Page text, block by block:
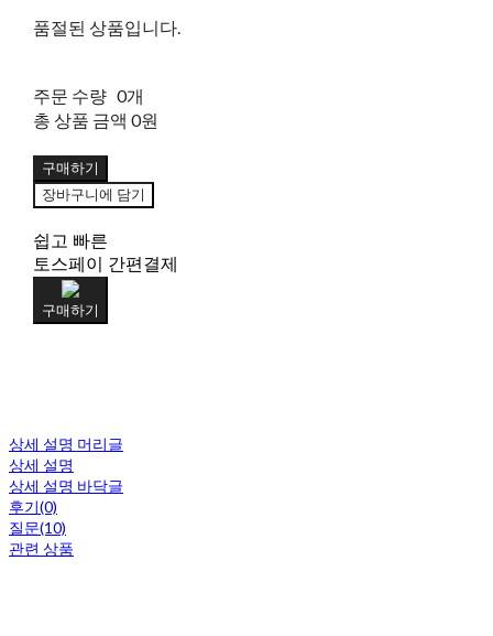
품절된 상품입니다.
주문 수량 0개
총 상품 금액 0원
구매하기
장바구니에 담기
쉽고 빠른
토스페이 간편결제
구매하기
상세 설명 머리글
상세 설명
상세 설명 바닥글
후기(0)
질문(10)
관련 상품